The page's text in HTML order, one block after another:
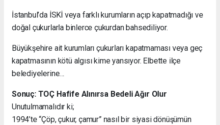
İstanbul’da İSKİ veya farklı kurumların açıp kapatmadığı ve
doğal çukurlarla binlerce çukurdan bahsediliyor.
Büyükşehire ait kurumları çukurları kapatmaması veya geç
kapatmasının kötü algısı kime yansıyor. Elbette ilçe
belediyelerine…
Sonuç: TOÇ Hafife Alınırsa Bedeli Ağır Olur
Unutulmamalıdır ki;
1994’te “Çöp, çukur, çamur” nasıl bir siyasi dönüşümün